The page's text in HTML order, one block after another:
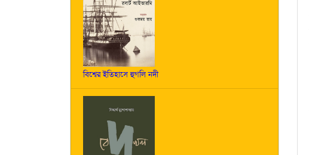
বিশ্বের ইতিহাসে হুগলি নদী